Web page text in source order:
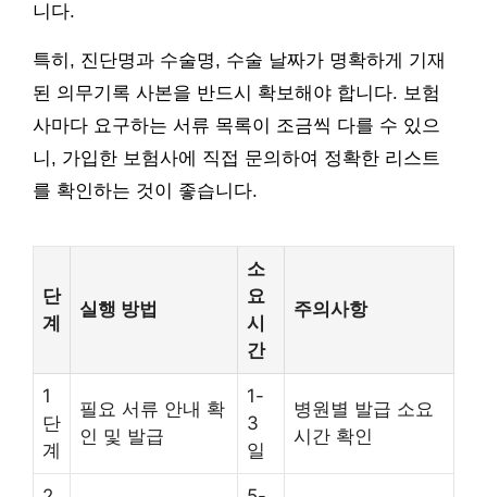
니다.
특히, 진단명과 수술명, 수술 날짜가 명확하게 기재
된 의무기록 사본을 반드시 확보해야 합니다. 보험
사마다 요구하는 서류 목록이 조금씩 다를 수 있으
니, 가입한 보험사에 직접 문의하여 정확한 리스트
를 확인하는 것이 좋습니다.
단
계
실행 방법
소
요
시
간
주의사항
1
단
계
필요 서류 안내 확
인 및 발급
1-
3
일
병원별 발급 소요
시간 확인